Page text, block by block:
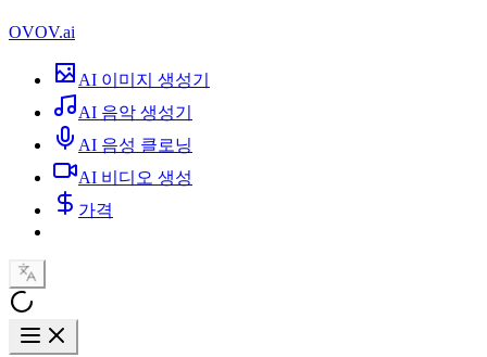
OVOV.ai
AI 이미지 생성기
AI 음악 생성기
AI 음성 클로닝
AI 비디오 생성
가격